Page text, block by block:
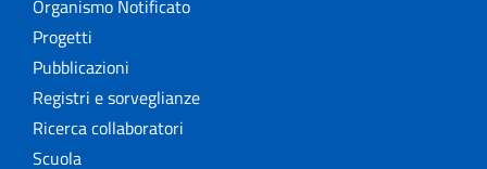
Organismo Notificato
Progetti
Pubblicazioni
Registri e sorveglianze
Ricerca collaboratori
Scuola